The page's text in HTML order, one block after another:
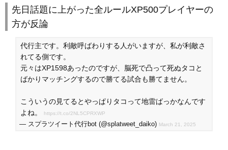
先日話題に上がった全ルールXP500プレイヤーの
方が反論
代行主です。利敵呼ばわりする人がいますが、私が利敵さ
れてる側です。
元々はXP1598あったのですが、脳死で凸って死ぬタコと
ばかりマッチングするので勝てる試合も勝てません。
こういうの見てるとやっぱりタコって地雷ばっかなんです
よね。
https://t.co/2NL5CPRXWP
— スプラツイート代行bot (@splatweet_daiko) March 21, 2025